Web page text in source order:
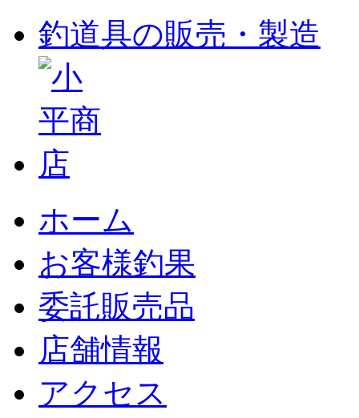
釣道具の販売・製造
ホーム
お客様釣果
委託販売品
店舗情報
アクセス